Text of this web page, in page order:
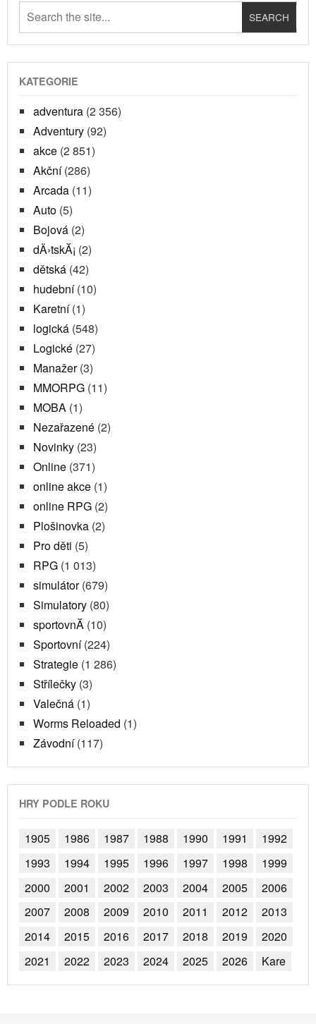
KATEGORIE
adventura (2 356)
Adventury (92)
akce (2 851)
Akční(286)
Arcada (11)
Auto (5)
Bojová (2)
dÄ›tskĂ¡ (2)
dětská (42)
hudební(10)
Karetní(1)
logická (548)
Logické (27)
Manažer(3)
MMORPG (11)
MOBA (1)
Nezařazené (2)
Novinky (23)
Online (371)
online akce (1)
online RPG (2)
Plošinovka (2)
Pro děti (5)
RPG (1 013)
simulátor(679)
Simulatory (80)
sportovnĂ­ (10)
Sportovní(224)
Strategie (1 286)
Střílečky (3)
Valečná (1)
Worms Reloaded (1)
Závodní(117)
HRY PODLE ROKU
1905 1986 1987 1988 1990 1991
1992
1993
1994 1995 1996 1997 1998
1999
2000
2001 2002 2003 2004 2005
2006
2007
2008 2009 2010 2011 2012
2013
2014
2015 2016 2017 2018 2019
2020
2021
2022 2023 2024 2025 2026 Kare